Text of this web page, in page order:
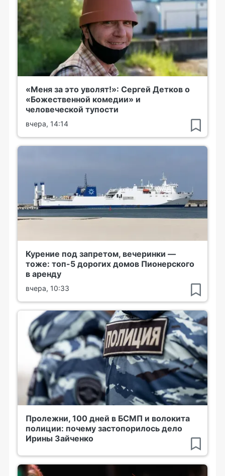
«Меня за это уволят!»: Сергей Детков о
«Божественной комедии» и
человеческой тупости
вчера, 14:14
Курение под запретом, вечеринки —
тоже: топ-5 дорогих домов Пионерского
в аренду
вчера, 10:33
Пролежни, 100 дней в БСМП и волокита
полиции: почему застопорилось дело
Ирины Зайченко